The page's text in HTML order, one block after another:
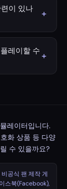
릭하면 됩
해 보세요.
이 있나
+
공식 팬메이
이스북
와도 제휴,
레이할 수 +
레이터입니다.
화 상품 등 다양
수 있을까요?
공식 팬 제작 게
스북(Facebook),